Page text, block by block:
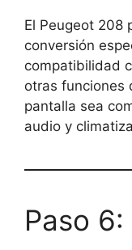
El Peugeot 208
conversión
compatibilidad
otras funciones
pantalla sea
audio y
Paso